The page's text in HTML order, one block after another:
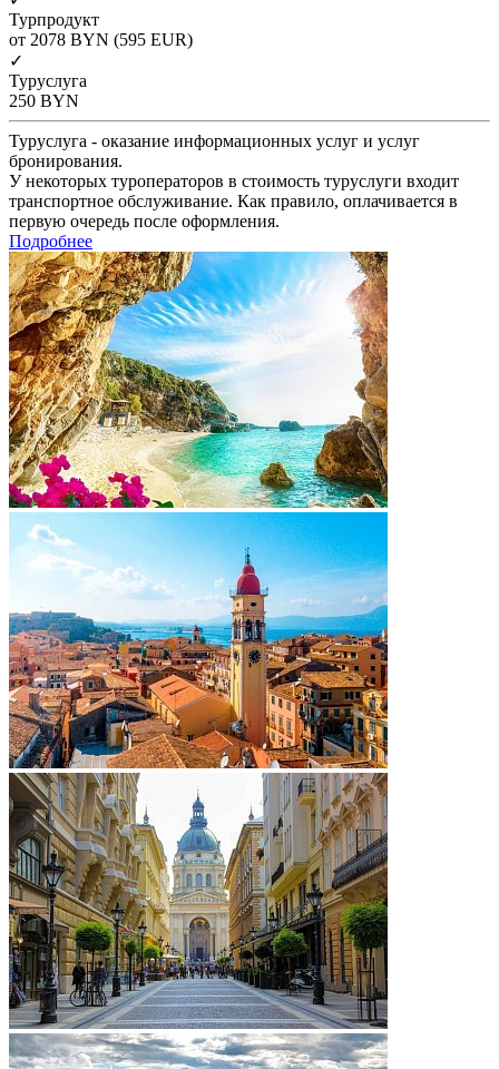
Турпродукт
от 2078 BYN (595 EUR)
✓
Туруслуга
250 BYN
Туруслуга - оказание информационных услуг и услуг
бронирования.
У некоторых туроператоров в стоимость туруслуги входит
транспортное обслуживание. Как правило, оплачивается в
первую очередь после оформления.
Подробнее